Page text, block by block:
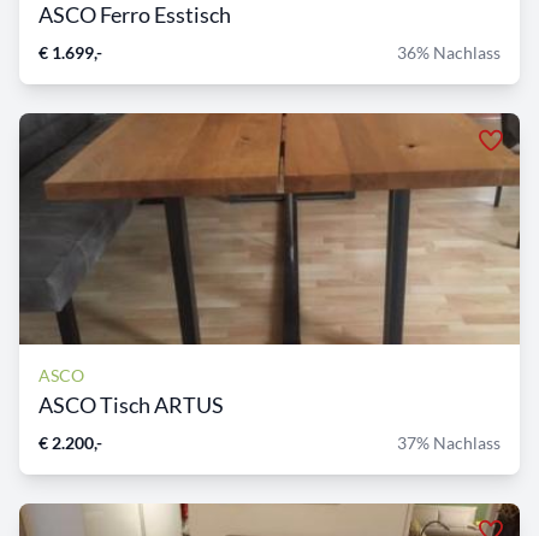
ASCO Ferro Esstisch
€ 1.699,- 36% Nachlass
ASCO
ASCO Tisch ARTUS
€ 2.200,- 37% Nachlass